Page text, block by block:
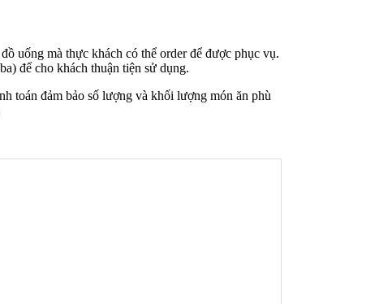
uống mà thực khách có thể order để được phục vụ.
để cho khách thuận tiện sử dụng.
toán đảm bảo số lượng và khối lượng món ăn phù